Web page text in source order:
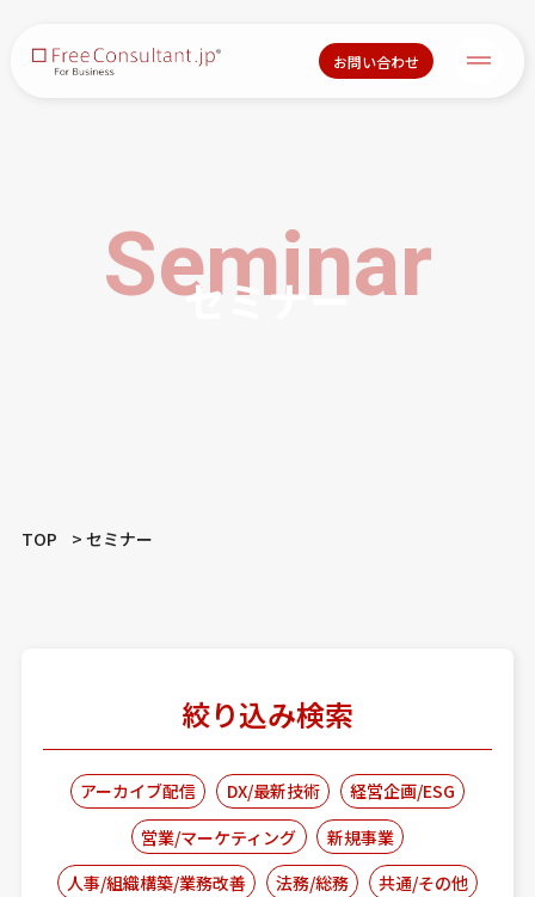
お問い合わせ
セミナー
Seminar
TOP セミナー
絞り込み検索
アーカイブ配信 DX/最新技術
経営企画/ESG
営業/マーケティング
新規事業
人事/組織構築/業務改善
法務/総務 共通/その他